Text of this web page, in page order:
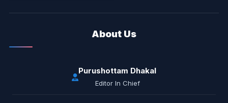
About Us
Purushottam Dhakal
Editor In Chief